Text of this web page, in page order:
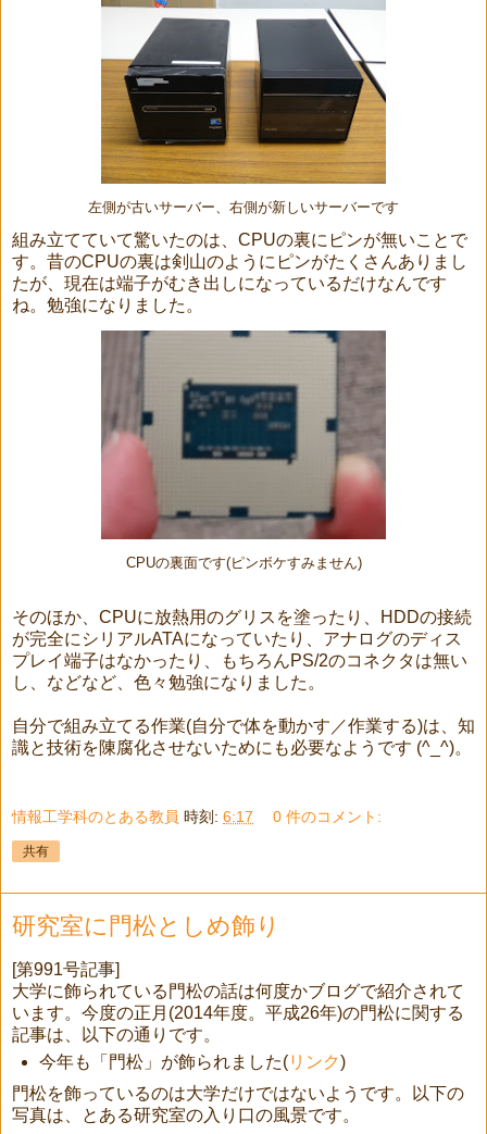
左側が古いサーバー、右側が新しいサーバーです
組み立てていて驚いたのは、CPUの裏にピンが無いことで
す。昔のCPUの裏は剣山のようにピンがたくさんありまし
たが、現在は端子がむき出しになっているだけなんです
ね。勉強になりました。
CPUの裏面です(ピンボケすみません)
そのほか、CPUに放熱用のグリスを塗ったり、HDDの接続
が完全にシリアルATAになっていたり、アナログのディス
プレイ端子はなかったり、もちろんPS/2のコネクタは無い
し、などなど、色々勉強になりました。
自分で組み立てる作業(自分で体を動かす／作業する)は、知
識と技術を陳腐化させないためにも必要なようです (^_^)。
情報工学科のとある教員 時刻: 6:17 0 件のコメント:
共有
研究室に門松としめ飾り
[第991号記事]
大学に飾られている門松の話は何度かブログで紹介されて
います。今度の正月(2014年度。平成26年)の門松に関する
記事は、以下の通りです。
今年も「門松」が飾られました(リンク)
門松を飾っているのは大学だけではないようです。以下の
写真は、とある研究室の入り口の風景です。